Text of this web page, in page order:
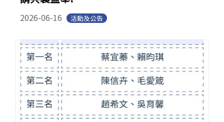
2026-06-16 活動及公告